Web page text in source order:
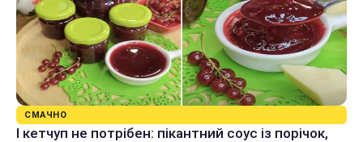
СМАЧНО
І кетчуп не потрібен: пікантний соус із порічок,